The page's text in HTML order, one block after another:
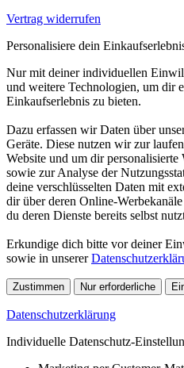
Vertrag widerrufen
Personalisiere dein
Nur mit deiner individuellen
und weitere Technologien, um dir
Einkaufserlebnis zu bieten.
Dazu erfassen wir Daten über
Geräte. Diese nutzen wir zur
Website und um dir
sowie zur Analyse der
deine verschlüsselten Daten mit
dir über deren Online-
du deren Dienste bereits selbst
Erkundige dich bitte vor deiner
sowie in unserer
Zustimmen Nur erforderliche
Datenschutzerklärung
Individuelle Datenschutz-